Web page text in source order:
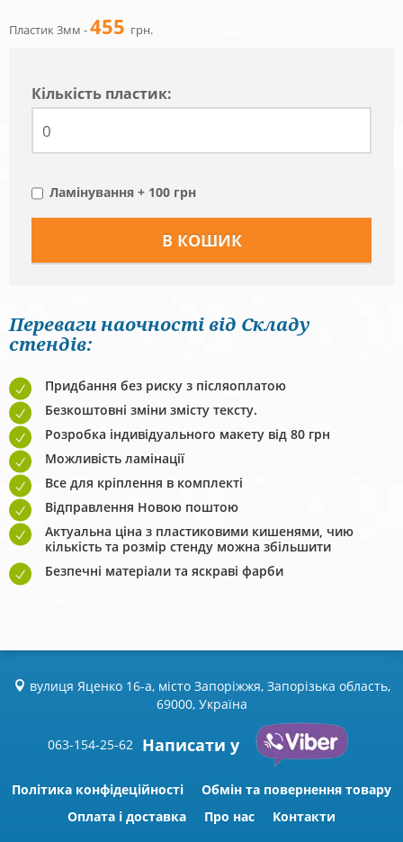
Пластик 3мм -455 грн.
Кiлькiсть пластик:
Ламінування + 100 грн
Переваги наочності від Складу
стендів:
Придбання без риску з післяоплатою
Безкоштовні зміни змісту тексту.
Розробка індивідуального макету від 80 грн
Можливість ламінації
Все для кріплення в комплекті
Відправлення Новою поштою
Актуальна ціна з пластиковими кишенями, чию
кількість та розмір стенду можна збільшити
Безпечні матеріали та яскраві фарби
вулиця Яценко 16-а, місто Запоріжжя, Запорізька область,
69000, Україна
063-154-25-62 Написати у
Політика конфідеційності
Обмін та повернення товару
Оплата і доставка
Про нас Контакти